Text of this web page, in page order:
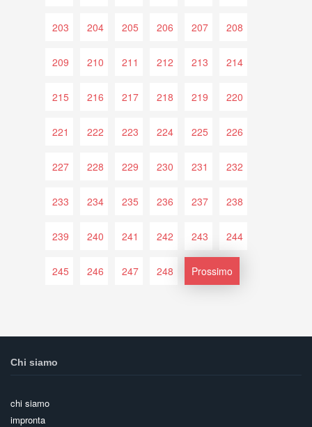
203 204 205 206 207 208
209 210 211 212 213 214
215 216 217 218 219 220
221 222 223 224 225 226
227 228 229 230 231 232
233 234 235 236 237 238
239 240 241 242 243 244
245 246 247 248 Prossimo
Chi siamo
chi siamo
impronta